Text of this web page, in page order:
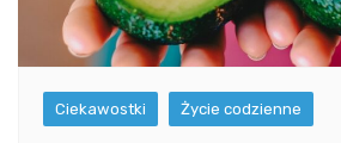
Ciekawostki Życie codzienne